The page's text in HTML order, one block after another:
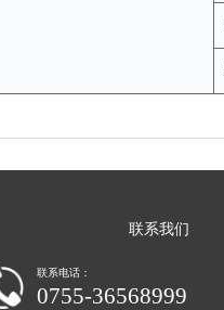
联系我们
联系电话：
0755-36568999